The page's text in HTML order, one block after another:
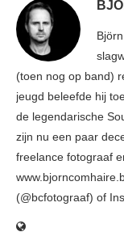
(toen nog op band)
jeugd beleefde hij
de legendarische
zijn nu een paar
freelance fotograaf
(@bcfotograaf) of